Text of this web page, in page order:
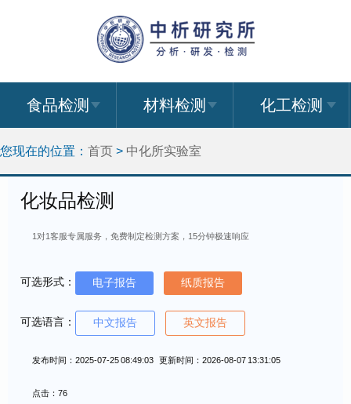
食品检测 材料检测 化工检测
您现在的位置： 首页 > 中化所实验室
化妆品检测
1对1客服专属服务，免费制定检测方案，15分钟极速响应
可选形式： 电子报告 纸质报告
可选语言： 中文报告 英文报告
发布时间：2025-07-25 08:49:03 更新时间：2026-08-07 13:31:05
点击：76